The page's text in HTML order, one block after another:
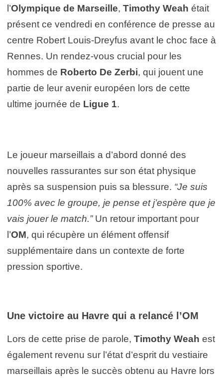
l’Olympique de Marseille, Timothy Weah était
présent ce vendredi en conférence de presse au
centre Robert Louis-Dreyfus avant le choc face à
Rennes. Un rendez-vous crucial pour les
hommes de Roberto De Zerbi, qui jouent une
partie de leur avenir européen lors de cette
ultime journée de Ligue 1.
Le joueur marseillais a d’abord donné des
nouvelles rassurantes sur son état physique
après sa suspension puis sa blessure. “Je suis
100% avec le groupe, je pense et j’espère que je
vais jouer le match.”Un retour important pour
l’OM, qui récupère un élément offensif
supplémentaire dans un contexte de forte
pression sportive.
Une victoire au Havre qui a relancé l’OM
Lors de cette prise de parole, Timothy Weah est
également revenu sur l’état d’esprit du vestiaire
marseillais après le succès obtenu au Havre lors